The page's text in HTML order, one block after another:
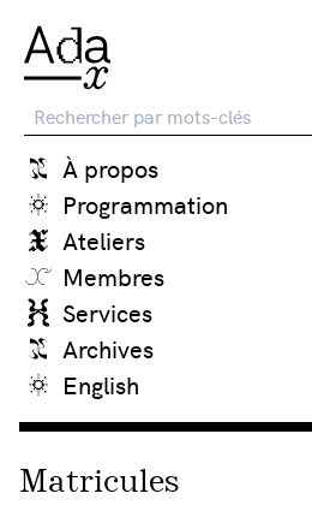
Recherche
À propos
Programmation
Ateliers
Membres
Services
Archives
English
Matricules